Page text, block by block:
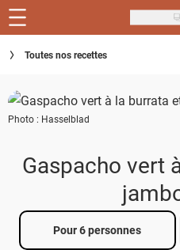
Skip
to
main
Recettes
Inspirations
Conseils
Menu de la semaine
Téléchargez l'app Saveurs Recettes
Toutes nos recettes
Photo : Hasselblad
Gaspacho vert
Pour 6 personnes